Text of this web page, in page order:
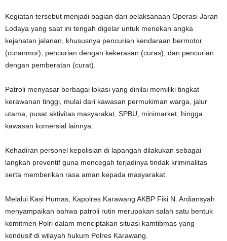
Kegiatan tersebut menjadi bagian dari pelaksanaan Operasi Jaran
Lodaya yang saat ini tengah digelar untuk menekan angka
kejahatan jalanan, khususnya pencurian kendaraan bermotor
(curanmor), pencurian dengan kekerasan (curas), dan pencurian
dengan pemberatan (curat).
Patroli menyasar berbagai lokasi yang dinilai memiliki tingkat
kerawanan tinggi, mulai dari kawasan permukiman warga, jalur
utama, pusat aktivitas masyarakat, SPBU, minimarket, hingga
kawasan komersial lainnya.
Kehadiran personel kepolisian di lapangan dilakukan sebagai
langkah preventif guna mencegah terjadinya tindak kriminalitas
serta memberikan rasa aman kepada masyarakat.
Melalui Kasi Humas, Kapolres Karawang AKBP Fiki N. Ardiansyah
menyampaikan bahwa patroli rutin merupakan salah satu bentuk
komitmen Polri dalam menciptakan situasi kamtibmas yang
kondusif di wilayah hukum Polres Karawang.